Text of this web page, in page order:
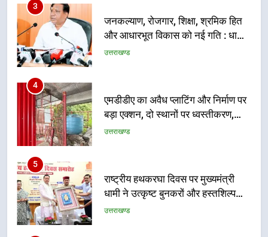
3
जनकल्याण, रोजगार, शिक्षा, श्रमिक हित
और आधारभूत विकास को नई गति : धामी
कैबिनेट के ऐतिहासिक फैसले
उत्तराखण्ड
4
एमडीडीए का अवैध प्लाटिंग और निर्माण पर
बड़ा एक्शन, दो स्थानों पर ध्वस्तीकरण,
मसूरी मार्ग पर अवैध निर्माण सील
उत्तराखण्ड
5
राष्ट्रीय हथकरघा दिवस पर मुख्यमंत्री
धामी ने उत्कृष्ट बुनकरों और हस्तशिल्प
कारीगरों को किया सम्मानित
उत्तराखण्ड